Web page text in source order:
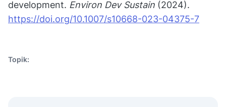
development. Environ Dev Sustain (2024).
https://doi.org/10.1007/s10668-023-04375-7
Topik: